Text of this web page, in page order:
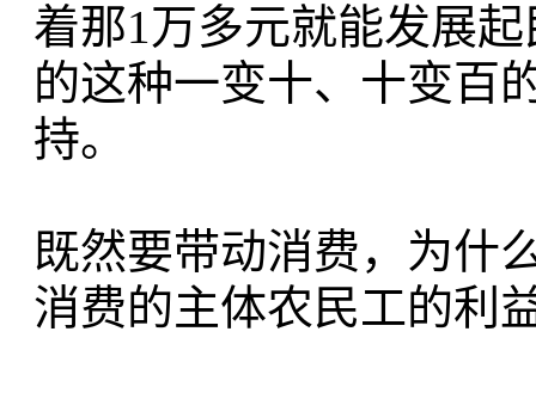
着那1万多元就能发展
的这种一变十、十变百
持。
既然要带动消费，为什
消费的主体农民工的利